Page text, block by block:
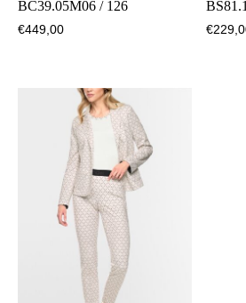
BC39.05M06 / 126
€449,00 €